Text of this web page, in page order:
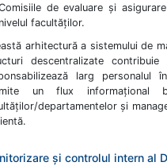
de evaluare şi
nivelul facultăţilor.
arhitectură a sistemului de
descentralizate
larg personalul
un flux informaţional
departamentelor şi
şi controlul intern al